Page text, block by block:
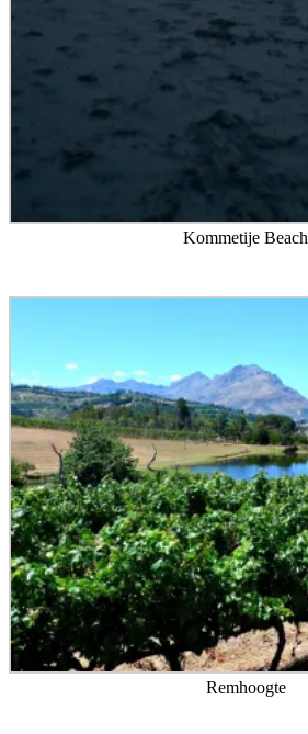
Kommetije Beach
Remhoogte